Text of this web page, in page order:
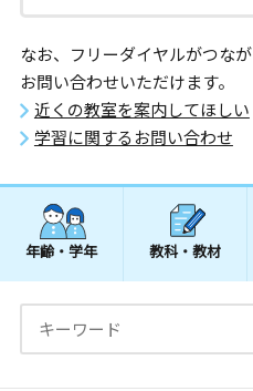
なお、フリーダイヤルがつな
お問い合わせいただけます。
近くの教室を案内してほしい
学習に関するお問い合わせ
年齢・学年 教科・教材